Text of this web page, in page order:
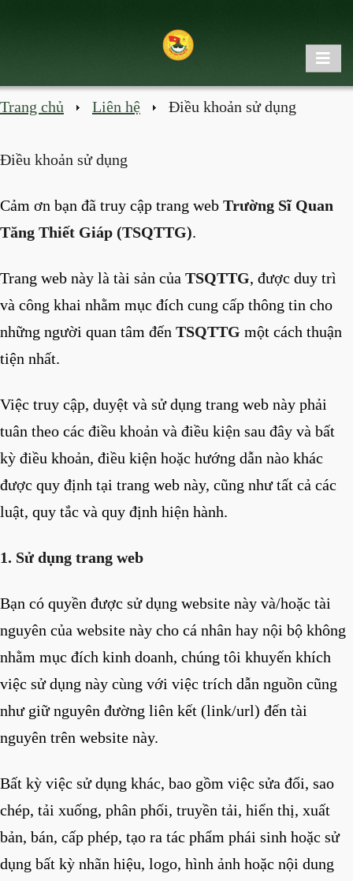
Trang chủ Liên hệ Điều khoản sử dụng
Điều khoản sử dụng
Cảm ơn bạn đã truy cập trang web Trường Sĩ Quan
Tăng Thiết Giáp (TSQTTG).
Trang web này là tài sản của TSQTTG, được duy trì
và công khai nhằm mục đích cung cấp thông tin cho
những người quan tâm đến TSQTTG một cách thuận
tiện nhất.
Việc truy cập, duyệt và sử dụng trang web này phải
tuân theo các điều khoản và điều kiện sau đây và bất
kỳ điều khoản, điều kiện hoặc hướng dẫn nào khác
được quy định tại trang web này, cũng như tất cả các
luật, quy tắc và quy định hiện hành.
1. Sử dụng trang web
Bạn có quyền được sử dụng website này và/hoặc tài
nguyên của website này cho cá nhân hay nội bộ không
nhằm mục đích kinh doanh, chúng tôi khuyến khích
việc sử dụng này cùng với việc trích dẫn nguồn cũng
như giữ nguyên đường liên kết (link/url) đến tài
nguyên trên website này.
Bất kỳ việc sử dụng khác, bao gồm việc sửa đổi, sao
chép, tải xuống, phân phối, truyền tải, hiển thị, xuất
bản, bán, cấp phép, tạo ra tác phẩm phái sinh hoặc sử
dụng bất kỳ nhãn hiệu, logo, hình ảnh hoặc nội dung